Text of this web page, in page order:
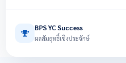
BPS YC Success
ผลสัมฤทธิ์เชิงประจักษ์